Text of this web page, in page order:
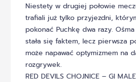
Niestety w drugiej połowie
trafiali już tylko przyjezdni,
pokonać Puchkę dwa razy.
stała się faktem, lecz pierwsza
może napawać optymizmem na
rozgrywek.
RED DEVILS CHOJNICE – GI